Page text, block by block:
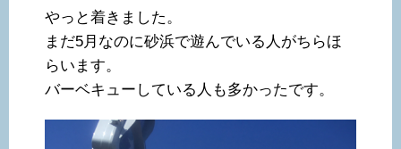
やっと着きました。
まだ5月なのに砂浜で遊んでいる人がちらほ
らいます。
バーベキューしている人も多かったです。